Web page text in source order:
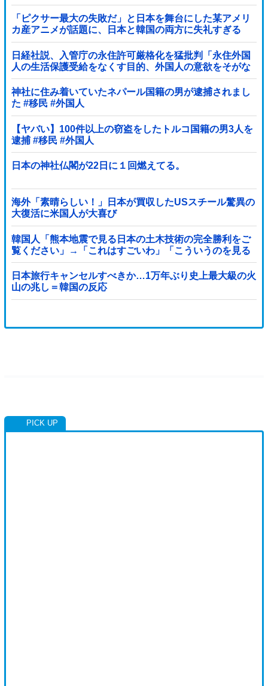
節操の無さに呆れる人が続出
「ピクサー最大の失敗だ」と日本を舞台にした某アメリ
カ産アニメが話題に、日本と韓国の両方に失礼すぎる
わ……
日経社説、入管庁の永住許可厳格化を猛批判「永住外国
人の生活保護受給をなくす目的、外国人の意欲をそがな
いか懸念」「外国人を一時的な労働力ではなく、...
神社に住み着いていたネパール国籍の男が逮捕されまし
た #移民 #外国人
【ヤバい】100件以上の窃盗をしたトルコ国籍の男3人を
逮捕 #移民 #外国人
日本の神社仏閣が22日に１回燃えてる。
海外「素晴らしい！」日本が買収したUSスチール驚異の
大復活に米国人が大喜び
韓国人「熊本地震で見る日本の土木技術の完全勝利をご
覧ください」→「これはすごいわ」「こういうのを見る
と日本人は何か適当に作る感じがしない・・・」「あれ
がまさに経験値である」
日本旅行キャンセルすべきか…1万年ぶり史上最大級の火
山の兆し＝韓国の反応